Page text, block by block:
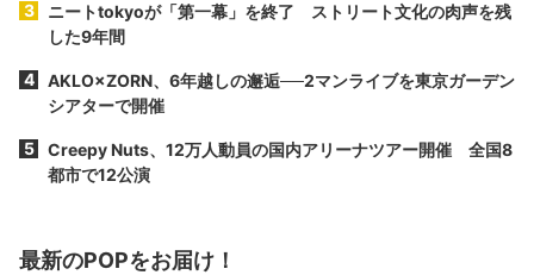
ニートtokyoが「第一幕」を終了 ストリート文化の肉声を残
した9年間
AKLO×ZORN、6年越しの邂逅──2マンライブを東京ガーデン
シアターで開催
Creepy Nuts、12万人動員の国内アリーナツアー開催 全国8
都市で12公演
最新のPOPをお届け！